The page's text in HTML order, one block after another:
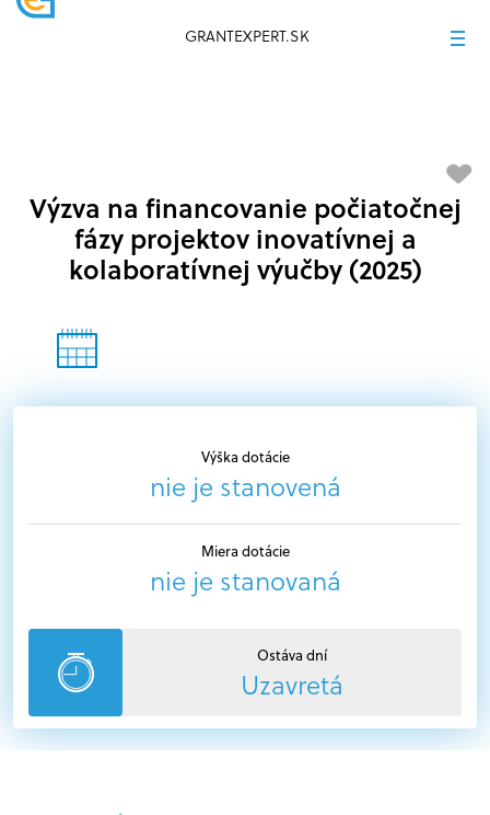
GRANTEXPERT.SK
Výška dotácie
nie je stanovená
Miera dotácie
nie je stanovaná
Ostáva dní
Uzavretá
Výzva na financovanie počiatočnej
fázy projektov inovatívnej a
kolaboratívnej výučby (2025)